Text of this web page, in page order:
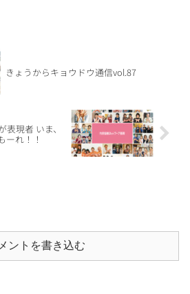
きょうからキョウドウ通信vol.87
表現者 いま、
ーれ！！
ントを書き込む